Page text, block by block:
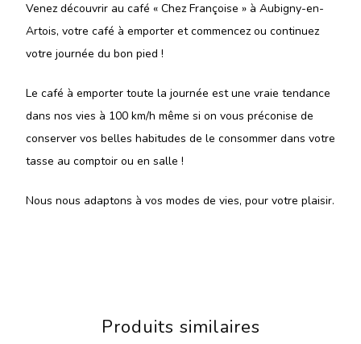
Venez découvrir au café « Chez Françoise » à Aubigny-en-
Artois, votre café à emporter et commencez ou continuez
votre journée du bon pied !
Le café à emporter toute la journée est une vraie tendance
dans nos vies à 100 km/h même si on vous préconise de
conserver vos belles habitudes de le consommer dans votre
tasse au comptoir ou en salle !
Nous nous adaptons à vos modes de vies, pour votre plaisir.
Produits similaires